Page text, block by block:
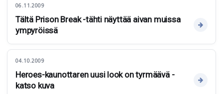
06.11.2009
Tältä Prison Break -tähti näyttää aivan muissa
ympyröissä
04.10.2009
Heroes-kaunottaren uusi look on tyrmäävä -
katso kuva